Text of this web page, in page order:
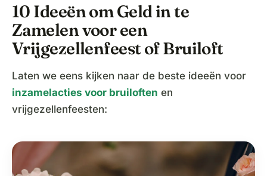
10 Ideeën om Geld in te
Zamelen voor een
Vrijgezellenfeest of Bruiloft
Laten we eens kijken naar de beste ideeën voor
inzamelacties voor bruiloften en
vrijgezellenfeesten: